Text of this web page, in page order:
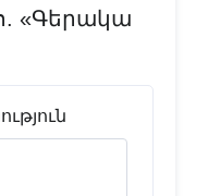
«Գերակա